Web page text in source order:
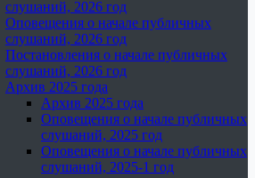
слушаний, 2026 год
Оповещения о начале публичных
слушаний, 2026 год
Постановления о начале публичных
слушаний, 2026 год
Архив 2025 года
Архив 2025 года
Оповещения о начале публичных
слушаний, 2025 год
Оповещения о начале публичных
слушаний, 2025-1 год